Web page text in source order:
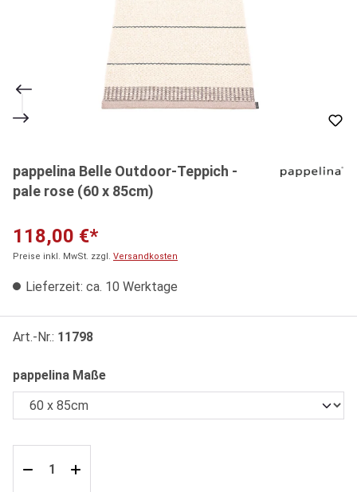
pappelina Belle Outdoor-Teppich -
pale rose (60 x 85cm)
118,00 €*
Preise inkl. MwSt. zzgl. Versandkosten
Lieferzeit: ca. 10 Werktage
Art.-Nr.: 11798
pappelina Maßeauswählen